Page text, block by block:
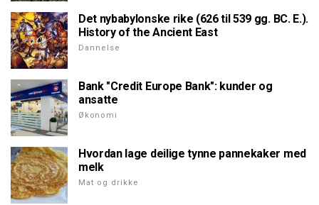
Det nybabylonske rike (626 til 539 gg. BC. E.).
History of the Ancient East
Dannelse
Bank "Credit Europe Bank": kunder og
ansatte
Økonomi
Hvordan lage deilige tynne pannekaker med
melk
Mat og drikke